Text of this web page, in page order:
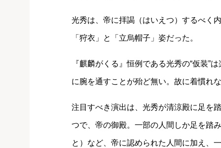
光秀は、帝に拝謁（はいえつ）するべく
「狩衣」と「立烏帽子」姿だった。
『麒麟がくる』恒例である光秀の“仮装”
に腕を通すことが殆ど無い。故に着慣れ
注目すべき演出は、光秀が清涼殿に足を
つで、帝の御殿。一部の人間しか足を踏
と）など、帝に認められた人間に加え、